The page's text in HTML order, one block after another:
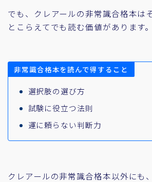
でも、クレアールの非常識合格本は
とこらえてでも読む価値があります。
非常識合格本を読んで得すること
選択肢の選び方
試験に役立つ法則
運に頼らない判断力
クレアールの非常識合格本以外にも